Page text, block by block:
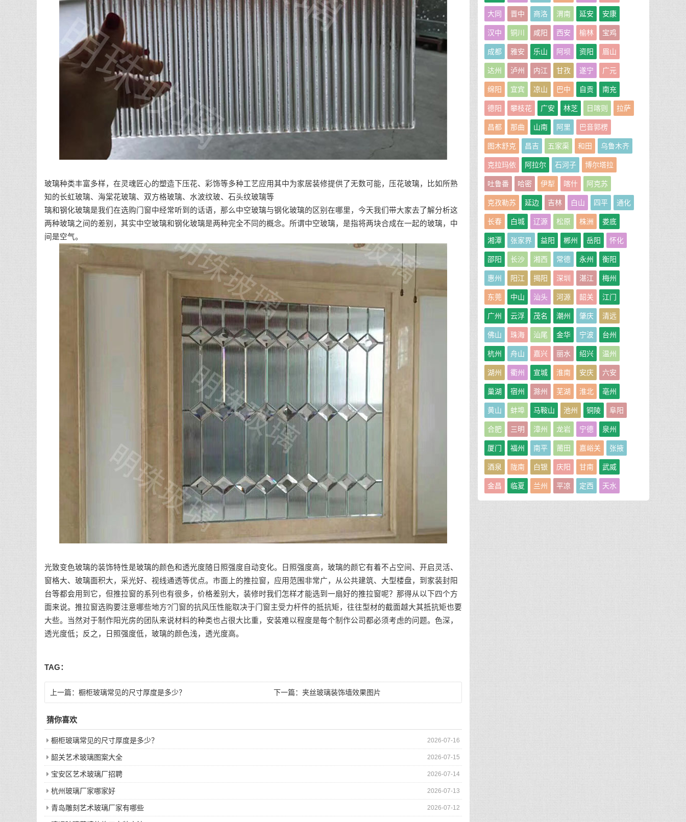
玻璃种类丰富多样，在灵魂匠心的塑造下压花、彩饰等多种工艺应用其中为家居装修提供了无数可能，压花玻璃，比如所熟
知的长虹玻璃、海棠花玻璃、双方格玻璃、水波纹玻、石头纹玻璃等
璃和钢化玻璃是我们在选购门窗中经常听到的话语，那么中空玻璃与钢化玻璃的区别在哪里，今天我们带大家去了解分析这
两种玻璃之间的差别，其实中空玻璃和钢化玻璃是两种完全不同的概念。所谓中空玻璃，是指将两块合成在一起的玻璃，中
间是空气。
光致变色玻璃的装饰特性是玻璃的颜色和透光度随日照强度自动变化。日照强度高，玻璃的颜它有着不占空间、开启灵活、
窗格大、玻璃面积大，采光好、视线通透等优点。市面上的推拉窗，应用范围非常广，从公共建筑、大型楼盘，到家装封阳
台等都会用到它，但推拉窗的系列也有很多，价格差别大，装修时我们怎样才能选到一扇好的推拉窗呢？那得从以下四个方
面来说。推拉窗选购要注意哪些地方?门窗的抗风压性能取决于门窗主受力杆件的抵抗矩，往往型材的截面越大其抵抗矩也要
大些。当然对于制作阳光房的团队来说材料的种类也占很大比重，安装难以程度是每个制作公司都必须考虑的问题。色深，
透光度低；反之，日照强度低，玻璃的颜色浅，透光度高。
TAG：
上一篇： 橱柜玻璃常见的尺寸厚度是多少？ 下一篇：夹丝玻璃装饰墙效果图片
猜你喜欢
2026-07-16
橱柜玻璃常见的尺寸厚度是多少？
2026-07-15
韶关艺术玻璃图案大全
2026-07-14
宝安区艺术玻璃厂招聘
2026-07-13
杭州玻璃厂家哪家好
2026-07-12
青岛雕刻艺术玻璃厂家有哪些
大同 晋中 商洛 渭南 延安 安康
汉中 铜川 咸阳 西安 榆林 宝鸡
成都 雅安 乐山 阿坝 资阳 眉山
达州 泸州 内江 甘孜 遂宁 广元
绵阳 宜宾 凉山 巴中 自贡 南充
德阳 攀枝花 广安 林芝 日喀则 拉萨
昌都 那曲 山南 阿里 巴音郭楞
图木舒克 昌吉 五家渠 和田 乌鲁木齐
克拉玛依 阿拉尔 石河子 博尔塔拉
吐鲁番 哈密 伊犁 喀什 阿克苏
克孜勒苏 延边 吉林 白山 四平 通化
长春 白城 辽源 松原 株洲 娄底
湘潭 张家界 益阳 郴州 岳阳 怀化
邵阳 长沙 湘西 常德 永州 衡阳
惠州 阳江 揭阳 深圳 湛江 梅州
东莞 中山 汕头 河源 韶关 江门
广州 云浮 茂名 潮州 肇庆 清远
佛山 珠海 汕尾 金华 宁波 台州
杭州 舟山 嘉兴 丽水 绍兴 温州
湖州 衢州 宣城 淮南 安庆 六安
巢湖 宿州 滁州 芜湖 淮北 亳州
黄山 蚌埠 马鞍山 池州 铜陵 阜阳
合肥 三明 漳州 龙岩 宁德 泉州
厦门 福州 南平 莆田 嘉峪关 张掖
酒泉 陇南 白银 庆阳 甘南 武威
金昌 临夏 兰州 平凉 定西 天水